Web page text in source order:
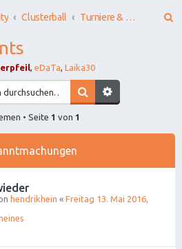
Clusterball Turniere & Events
, eDaTa, Laika30
• Seite 1 von 1
hendrikhein « Freitag 13. Mai 2016,